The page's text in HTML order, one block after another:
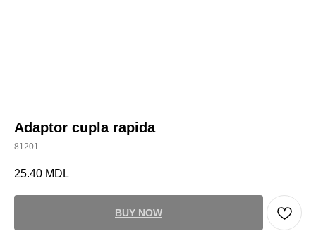
Adaptor cupla rapida
81201
25.40 MDL
BUY NOW